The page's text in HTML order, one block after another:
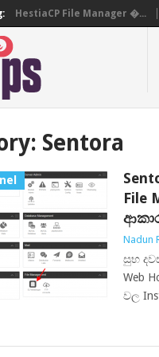
HestiaCP File Manager �...
Sentora
File
Nadun
සුභ
Web
වල